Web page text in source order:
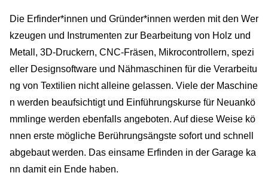
Die Erfinder*innen und Gründer*innen werden mit den Wer
kzeugen und Instrumenten zur Bearbeitung von Holz und
Metall, 3D-Druckern, CNC-Fräsen, Mikrocontrollern, spezi
eller Designsoftware und Nähmaschinen für die Verarbeitu
ng von Textilien nicht alleine gelassen. Viele der Maschine
n werden beaufsichtigt und Einführungskurse für Neuankö
mmlinge werden ebenfalls angeboten. Auf diese Weise kö
nnen erste mögliche Berührungsängste sofort und schnell
abgebaut werden. Das einsame Erfinden in der Garage ka
nn damit ein Ende haben.